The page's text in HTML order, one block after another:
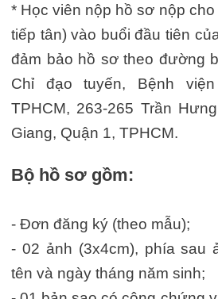
* Học viên nộp hồ sơ nộp
tiếp tân) vào buổi đầu tiên
đảm bảo hồ sơ theo đường
Chỉ đạo tuyến, Bệnh
TPHCM, 263-265 Trần
Giang, Quận 1, TPHCM.
Bộ hồ sơ gồm:
- Đơn đăng ký (theo mẫu);
- 02 ảnh (3x4cm), phía sau
tên và ngày tháng năm sinh;